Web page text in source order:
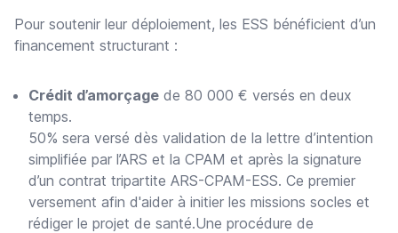
Pour soutenir leur déploiement, les ESS bénéficient d’un
financement structurant :
Crédit d’amorçage de 80 000 € versés en deux
temps.
50% sera versé dès validation de la lettre d’intention
simplifiée par l’ARS et la CPAM et après la signature
d’un contrat tripartite ARS-CPAM-ESS. Ce premier
versement afin d'aider à initier les missions socles et
rédiger le projet de santé.Une procédure de